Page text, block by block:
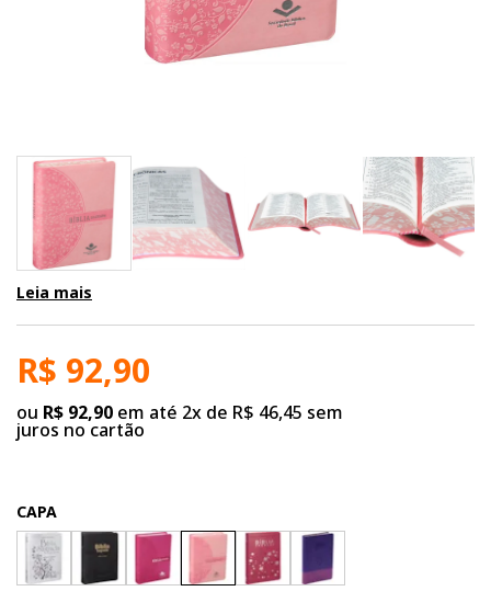
Leia mais
R$ 92,90
ou R$ 92,90 em até 2x de R$ 46,45 sem
juros no cartão
CAPA